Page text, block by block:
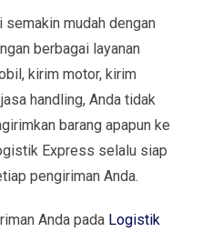
mudah dengan
berbagai layanan
kirim motor, kirim
handling, Anda tidak
barang apapun ke
Express selalu siap
pengiriman Anda.
Anda pada Logistik